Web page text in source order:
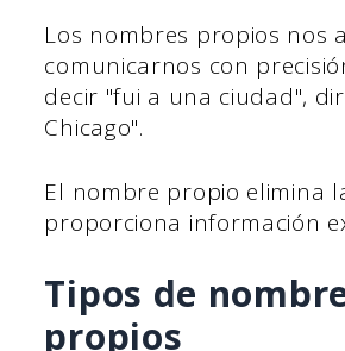
Los nombres propios nos
comunicarnos con
decir "fui a una ciudad",
Chicago".
El nombre propio elimina
proporciona información
Tipos de
propios